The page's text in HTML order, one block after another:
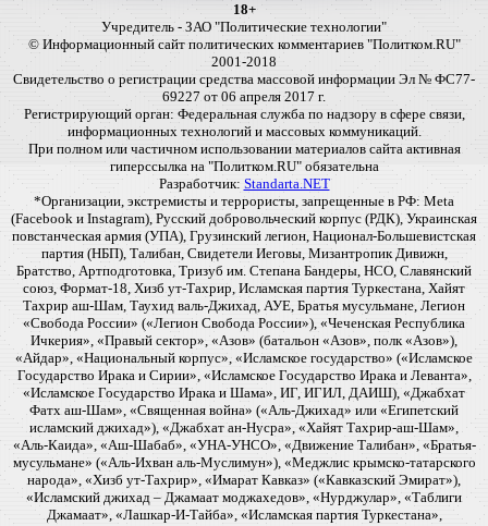
18+
Учредитель - ЗАО "Политические технологии"
© Информационный сайт политических комментариев "Политком.RU"
2001-2018
Свидетельство о регистрации средства массовой информации Эл № ФС77-
69227 от 06 апреля 2017 г.
Регистрирующий орган: Федеральная служба по надзору в сфере связи,
информационных технологий и массовых коммуникаций.
При полном или частичном использовании материалов сайта активная
гиперссылка на "Политком.RU" обязательна
Разработчик: Standarta.NET
*Организации, экстремисты и террористы, запрещенные в РФ: Meta
(Facebook и Instagram), Русский добровольческий корпус (РДК), Украинская
повстанческая армия (УПА), Грузинский легион, Национал-Большевистская
партия (НБП), Талибан, Свидетели Иеговы, Мизантропик Дивижн,
Братство, Артподготовка, Тризуб им. Степана Бандеры, НСО, Славянский
союз, Формат-18, Хизб ут-Тахрир, Исламская партия Туркестана, Хайят
Тахрир аш-Шам, Таухид валь-Джихад, АУЕ, Братья мусульмане, Легион
«Свобода России» («Легион Свобода России»), «Чеченская Республика
Ичкерия», «Правый сектор», «Азов» (батальон «Азов», полк «Азов»),
«Айдар», «Национальный корпус», «Исламское государство» («Исламское
Государство Ирака и Сирии», «Исламское Государство Ирака и Леванта»,
«Исламское Государство Ирака и Шама», ИГ, ИГИЛ, ДАИШ), «Джабхат
Фатх аш-Шам», «Священная война» («Аль-Джихад» или «Египетский
исламский джихад»), «Джабхат ан-Нусра», «Хайят Тахрир-аш-Шам»,
«Аль-Каида», «Аш-Шабаб», «УНА-УНСО», «Движение Талибан», «Братья-
мусульмане» («Аль-Ихван аль-Муслимун»), «Меджлис крымско-татарского
народа», «Хизб ут-Тахрир», «Имарат Кавказ» («Кавказский Эмират»),
«Исламский джихад – Джамаат моджахедов», «Нурджулар», «Таблиги
Джамаат», «Лашкар-И-Тайба», «Исламская партия Туркестана»,